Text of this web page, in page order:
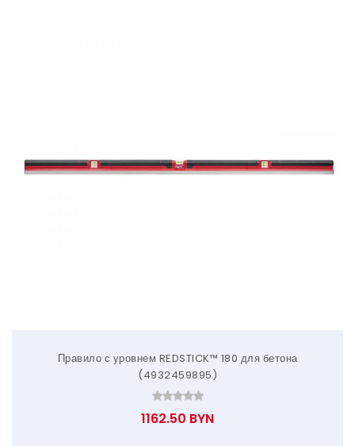
Правило с уровнем REDSTICK™ 180 для бетона
(4932459895)
1162.50 BYN